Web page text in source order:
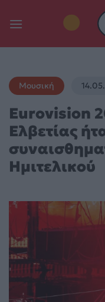
Μουσική
Eurovision
Ελβετίας
Ημιτελικού